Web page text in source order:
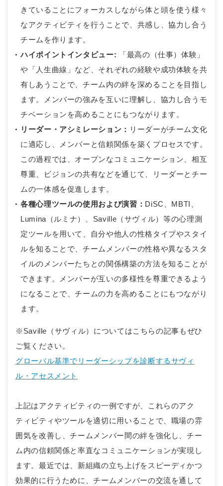
きていることにフォーカスしながら体と頭を使う様々
なアクティビティを行うことで、共感し、協力し合う
チームを作ります。
ハイポイントインタビュー: 「最高の（仕事）体験」
や「人生曲線」など、それぞれの経験や成功体験を共
有しあうことで、チーム内の絆を深めることを目指し
ます。メンバーの強みを互いに理解し、協力し合うモ
チベーションを高めることにもつながります。
リーダー・アシミレーション： リーダーがチーム文化
に適応し、メンバーと信頼関係を築くプロセスです。
この過程では、オープンなコミュニケーション、相互
尊重、ビジョンの共有などを通じて、リーダーとチー
ムの一体感を促進します。
各種心理ツールの使用および演習： DiSC、MBTI、
Lumina（ルミナ）、Saville（サヴィル）等の心理測
定ツールを用いて、自分や他人の性格タイプやスタイ
ルを知ることで、チームメンバーの性格や異なるスタ
イルのメンバーたちとの関係構築の方法を知ることが
できます。メンバーが互いの多様性を尊重できるよう
になることで、チームの力を高めることにもつながり
ます。
※Saville（サヴィル）についてはこちらの記事もぜひ
ご覧ください。
グローバル基準でリーダーシップを診断するサヴィ
ル・アセスメント
上記はアクティビティの一例ですが、これらのアク
ティビティやツールを適切に用いることで、職場の雰
囲気を改善し、チームメンバー間の絆を強化し、チー
ム内の信頼関係と率直なコミュニケーションが実現し
ます。最近では、新組織の立ち上げをスピーディかつ
効果的に行うために、チームメンバーの交流を通して